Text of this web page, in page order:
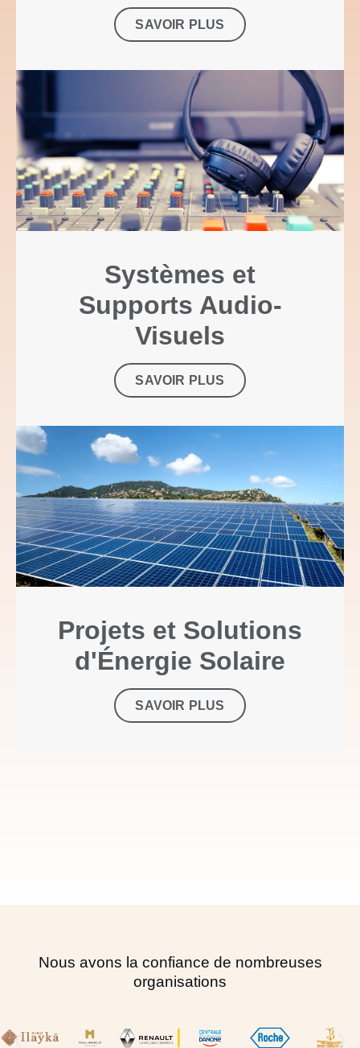
SAVOIR PLUS
Systèmes et
Supports Audio-
Visuels
SAVOIR PLUS
Projets et Solutions
d'Énergie Solaire
SAVOIR PLUS
Nous avons la confiance de nombreuses
organisations